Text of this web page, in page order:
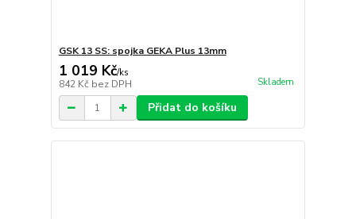
GSK 13 SS: spojka GEKA Plus 13mm
1 019 Kč/ks
842 Kč bez DPH Skladem
Přidat do košíku